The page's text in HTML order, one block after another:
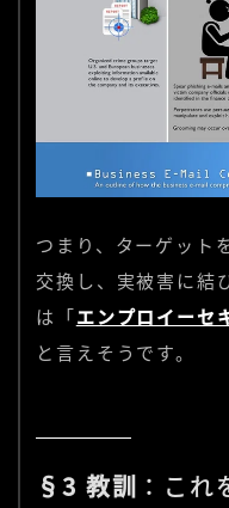
つまり、ターゲット
交換し、実被害に結
は「エンプロイーセ
と言えそうです。
§3 教訓 ：こ